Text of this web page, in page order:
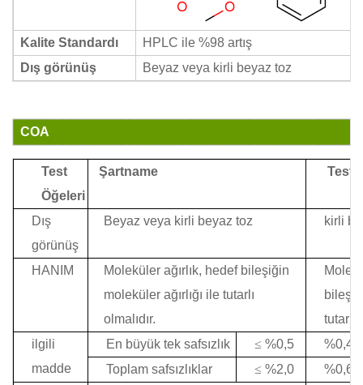
Kalite Standardı
HPLC ile %98 artış
Dış görünüş
Beyaz veya kirli beyaz toz
COA
Test
Öğeleri
Şartname Test
Dış
görünüş
Beyaz veya kirli beyaz toz kirli
HANIM
Moleküler ağırlık, hedef bileşiğin
moleküler ağırlığı ile tutarlı
olmalıdır.
tutarlı
ilgili
madde
En büyük tek safsızlık ≤ %0,5
%0,44
Toplam safsızlıklar
≤ %2,0 %0,69